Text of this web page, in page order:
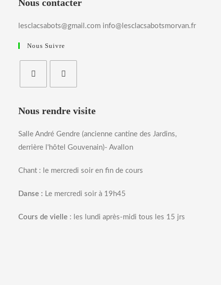
Nous contacter
lesclacsabots@gmail.com info@lesclacsabotsmorvan.fr
Nous Suivre
Nous rendre visite
Salle André Gendre (ancienne cantine des Jardins,
derrière l'hôtel Gouvenain)- Avallon
Chant : le mercredi soir en fin de cours
Danse : Le mercredi soir à 19h45
Cours de vielle : les lundi après-midi tous les 15 jrs